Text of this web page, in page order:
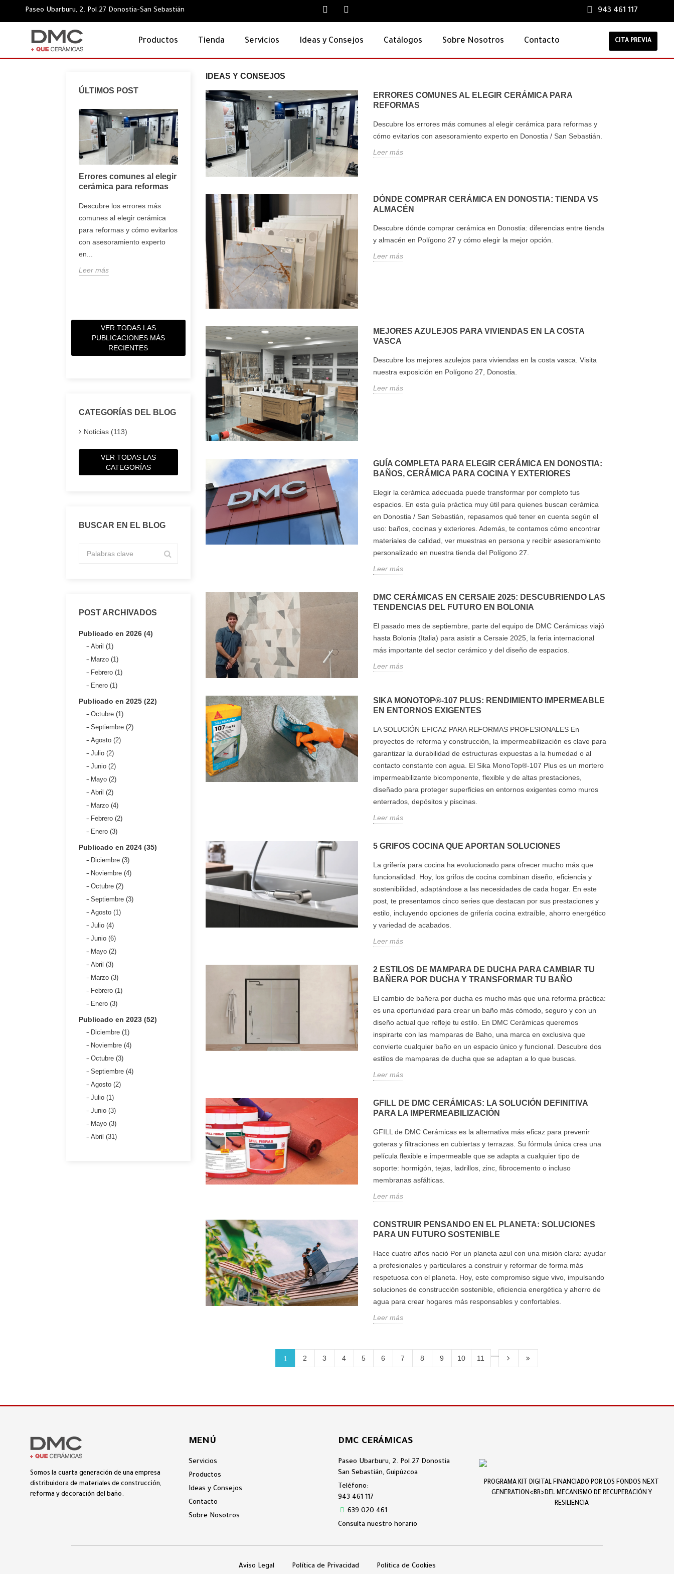
Paseo Ubarburu, 2. Pol.27 Donostia-San Sebastián 943 461 117
Productos Tienda Servicios Ideas y Consejos Catálogos Sobre Nosotros Contacto CITA PREVIA
ÚLTIMOS POST
Errores comunes al elegir
cerámica para reformas
Descubre los errores más
comunes al elegir cerámica
para reformas y cómo evitarlos
con asesoramiento experto
en...
Leer más
Dónde comprar cerámica
en Donostia: tienda vs
almacén
Descubre dónde comprar
cerámica en Donostia:
diferencias entre tienda y
almacén en Polígono 27 y
cómo elegir la mejor...
Leer más
Mejores azulejos para
viviendas en la costa
vasca
Descubre los mejores azulejos
para viviendas en la costa
vasca. Visita nuestra
exposición en Polígono 27,
Donostia.
Leer más
baños, cerámica para
Elegir la cerámica adecuada
puede transformar por
descubriendo las
El pasado mes de septiembre,
VER TODAS LAS
PUBLICACIONES MÁS
RECIENTES
CATEGORÍAS DEL BLOG
Noticias (113)
VER TODAS LAS
CATEGORÍAS
BUSCAR EN EL BLOG
POST ARCHIVADOS
Publicado en 2026 (4)
Abril (1)
Marzo (1)
Febrero (1)
Enero (1)
Publicado en 2025 (22)
Octubre (1)
Septiembre (2)
Agosto (2)
Julio (2)
Junio (2)
Mayo (2)
Abril (2)
Marzo (4)
Febrero (2)
Enero (3)
Publicado en 2024 (35)
Diciembre (3)
Noviembre (4)
Octubre (2)
Septiembre (3)
Agosto (1)
Julio (4)
Junio (6)
Mayo (2)
Abril (3)
Marzo (3)
Febrero (1)
Enero (3)
Publicado en 2023 (52)
Diciembre (1)
Noviembre (4)
Octubre (3)
Septiembre (4)
Agosto (2)
Julio (1)
Junio (3)
Mayo (3)
Abril (31)
IDEAS Y CONSEJOS
ERRORES COMUNES AL ELEGIR CERÁMICA PARA
REFORMAS
Descubre los errores más comunes al elegir cerámica para reformas y
cómo evitarlos con asesoramiento experto en Donostia / San Sebastián.
Leer más
DÓNDE COMPRAR CERÁMICA EN DONOSTIA: TIENDA VS
ALMACÉN
Descubre dónde comprar cerámica en Donostia: diferencias entre tienda
y almacén en Polígono 27 y cómo elegir la mejor opción.
Leer más
MEJORES AZULEJOS PARA VIVIENDAS EN LA COSTA
VASCA
Descubre los mejores azulejos para viviendas en la costa vasca. Visita
nuestra exposición en Polígono 27, Donostia.
Leer más
GUÍA COMPLETA PARA ELEGIR CERÁMICA EN DONOSTIA:
BAÑOS, CERÁMICA PARA COCINA Y EXTERIORES
Elegir la cerámica adecuada puede transformar por completo tus
espacios. En esta guía práctica muy útil para quienes buscan cerámica
en Donostia / San Sebastián, repasamos qué tener en cuenta según el
uso: baños, cocinas y exteriores. Además, te contamos cómo encontrar
materiales de calidad, ver muestras en persona y recibir asesoramiento
personalizado en nuestra tienda del Polígono 27.
Leer más
DMC CERÁMICAS EN CERSAIE 2025: DESCUBRIENDO LAS
TENDENCIAS DEL FUTURO EN BOLONIA
El pasado mes de septiembre, parte del equipo de DMC Cerámicas viajó
hasta Bolonia (Italia) para asistir a Cersaie 2025, la feria internacional
más importante del sector cerámico y del diseño de espacios.
Leer más
SIKA MONOTOP®-107 PLUS: RENDIMIENTO IMPERMEABLE
EN ENTORNOS EXIGENTES
LA SOLUCIÓN EFICAZ PARA REFORMAS PROFESIONALES En
proyectos de reforma y construcción, la impermeabilización es clave para
garantizar la durabilidad de estructuras expuestas a la humedad o al
contacto constante con agua. El Sika MonoTop®-107 Plus es un mortero
impermeabilizante bicomponente, flexible y de altas prestaciones,
diseñado para proteger superficies en entornos exigentes como muros
enterrados, depósitos y piscinas.
Leer más
5 GRIFOS COCINA QUE APORTAN SOLUCIONES
La grifería para cocina ha evolucionado para ofrecer mucho más que
funcionalidad. Hoy, los grifos de cocina combinan diseño, eficiencia y
sostenibilidad, adaptándose a las necesidades de cada hogar. En este
post, te presentamos cinco series que destacan por sus prestaciones y
estilo, incluyendo opciones de grifería cocina extraíble, ahorro energético
y variedad de acabados.
Leer más
2 ESTILOS DE MAMPARA DE DUCHA PARA CAMBIAR TU
BAÑERA POR DUCHA Y TRANSFORMAR TU BAÑO
El cambio de bañera por ducha es mucho más que una reforma práctica:
es una oportunidad para crear un baño más cómodo, seguro y con un
diseño actual que refleje tu estilo. En DMC Cerámicas queremos
inspirarte con las mamparas de Baho, una marca en exclusiva que
convierte cualquier baño en un espacio único y funcional. Descubre dos
estilos de mamparas de ducha que se adaptan a lo que buscas.
Leer más
GFILL DE DMC CERÁMICAS: LA SOLUCIÓN DEFINITIVA
PARA LA IMPERMEABILIZACIÓN
GFILL de DMC Cerámicas es la alternativa más eficaz para prevenir
goteras y filtraciones en cubiertas y terrazas. Su fórmula única crea una
película flexible e impermeable que se adapta a cualquier tipo de
soporte: hormigón, tejas, ladrillos, zinc, fibrocemento o incluso
membranas asfálticas.
Leer más
CONSTRUIR PENSANDO EN EL PLANETA: SOLUCIONES
PARA UN FUTURO SOSTENIBLE
Hace cuatro años nació Por un planeta azul con una misión clara: ayudar
a profesionales y particulares a construir y reformar de forma más
respetuosa con el planeta. Hoy, este compromiso sigue vivo, impulsando
soluciones de construcción sostenible, eficiencia energética y ahorro de
agua para crear hogares más responsables y confortables.
Leer más
1 2 3 4 5 6 7 8 9 10 11 ....
Somos la cuarta generación de una empresa
distribuidora de materiales de construcción,
reforma y decoración del baño.
MENÚ
Servicios
Productos
Ideas y Consejos
Contacto
Sobre Nosotros
DMC CERÁMICAS
Paseo Ubarburu, 2. Pol.27 Donostia
San Sebastián, Guipúzcoa
Teléfono:
943 461 117
639 020 461
Consulta nuestro horario
PROGRAMA KIT DIGITAL FINANCIADO POR LOS FONDOS NEXT
GENERATION<BR>DEL MECANISMO DE RECUPERACIÓN Y
RESILIENCIA
Aviso Legal Política de Privacidad Política de Cookies